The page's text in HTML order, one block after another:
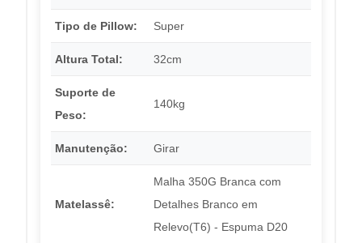
Tipo de Pillow: Super
Altura Total: 32cm
Suporte de
Peso:
140kg
Manutenção: Girar
Matelassê:
Malha 350G Branca com
Detalhes Branco em
Relevo(T6) - Espuma D20